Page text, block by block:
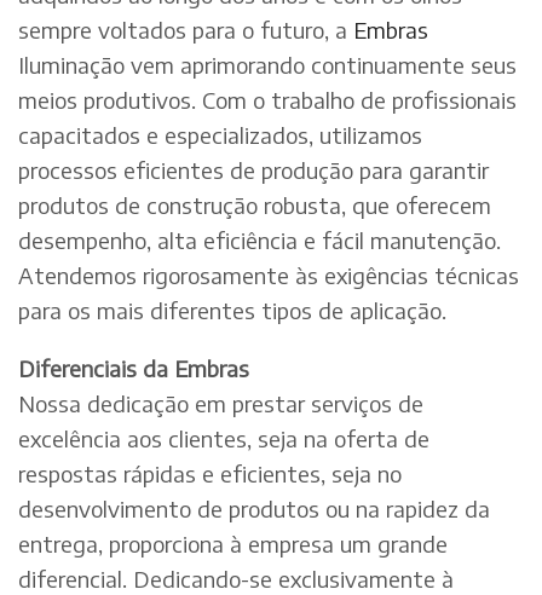
sempre voltados para o futuro, a Embras
Iluminação vem aprimorando continuamente seus
meios produtivos. Com o trabalho de profissionais
capacitados e especializados, utilizamos
processos eficientes de produção para garantir
produtos de construção robusta, que oferecem
desempenho, alta eficiência e fácil manutenção.
Atendemos rigorosamente às exigências técnicas
para os mais diferentes tipos de aplicação.
Diferenciais da Embras
Nossa dedicação em prestar serviços de
excelência aos clientes, seja na oferta de
respostas rápidas e eficientes, seja no
desenvolvimento de produtos ou na rapidez da
entrega, proporciona à empresa um grande
diferencial. Dedicando-se exclusivamente à